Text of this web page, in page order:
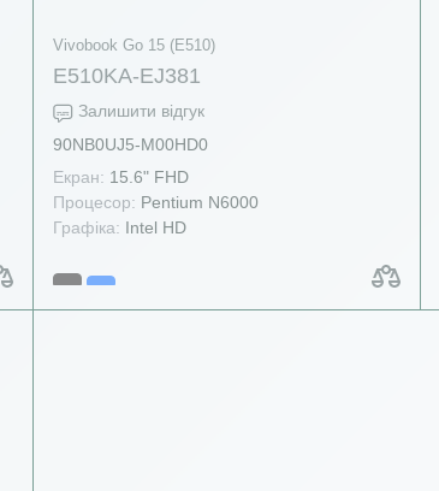
Vivobook Go 15 (E510)
E510KA-EJ381
Залишити відгук
90NB0UJ5-M00HD0
Екран: 15.6" FHD
Процесор: Pentium N6000
Графіка: Intel HD